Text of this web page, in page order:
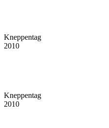
Kneppentag
2010
Kneppentag
2010